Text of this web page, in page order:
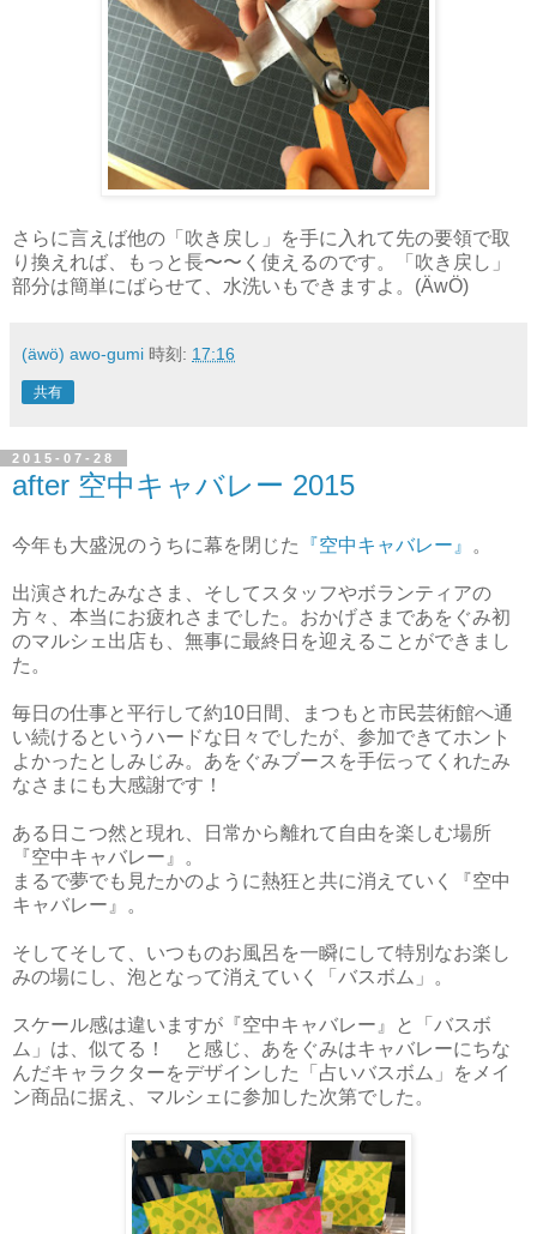
さらに言えば他の「吹き戻し」を手に入れて先の要領で取
り換えれば、もっと長〜〜く使えるのです。「吹き戻し」
部分は簡単にばらせて、水洗いもできますよ。(ÄwÖ)
(äwö) awo-gumi 時刻: 17:16
共有
2015-07-28
after 空中キャバレー 2015
今年も大盛況のうちに幕を閉じた 『空中キャバレー』 。
出演されたみなさま、そしてスタッフやボランティアの
方々、本当にお疲れさまでした。おかげさまであをぐみ初
のマルシェ出店も、無事に最終日を迎えることができまし
た。
毎日の仕事と平行して約10日間、まつもと市民芸術館へ通
い続けるというハードな日々でしたが、参加できてホント
よかったとしみじみ。あをぐみブースを手伝ってくれたみ
なさまにも大感謝です！
ある日こつ然と現れ、日常から離れて自由を楽しむ場所
『空中キャバレー』。
まるで夢でも見たかのように熱狂と共に消えていく『空中
キャバレー』。
そしてそして、いつものお風呂を一瞬にして特別なお楽し
みの場にし、泡となって消えていく「バスボム」。
スケール感は違いますが『空中キャバレー』と「バスボ
ム」は、似てる！ と感じ、あをぐみはキャバレーにちな
んだキャラクターをデザインした「占いバスボム」をメイ
ン商品に据え、マルシェに参加した次第でした。